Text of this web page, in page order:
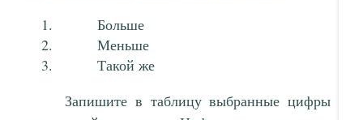
Больше
Меньше
Такой же
Запишите в таблицу выбранные цифры